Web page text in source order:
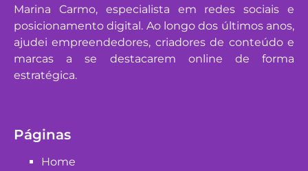
Marina Carmo, especialista em redes sociais e
posicionamento digital. Ao longo dos últimos anos,
ajudei empreendedores, criadores de conteúdo e
marcas a se destacarem online de forma
estratégica.
Páginas
Home